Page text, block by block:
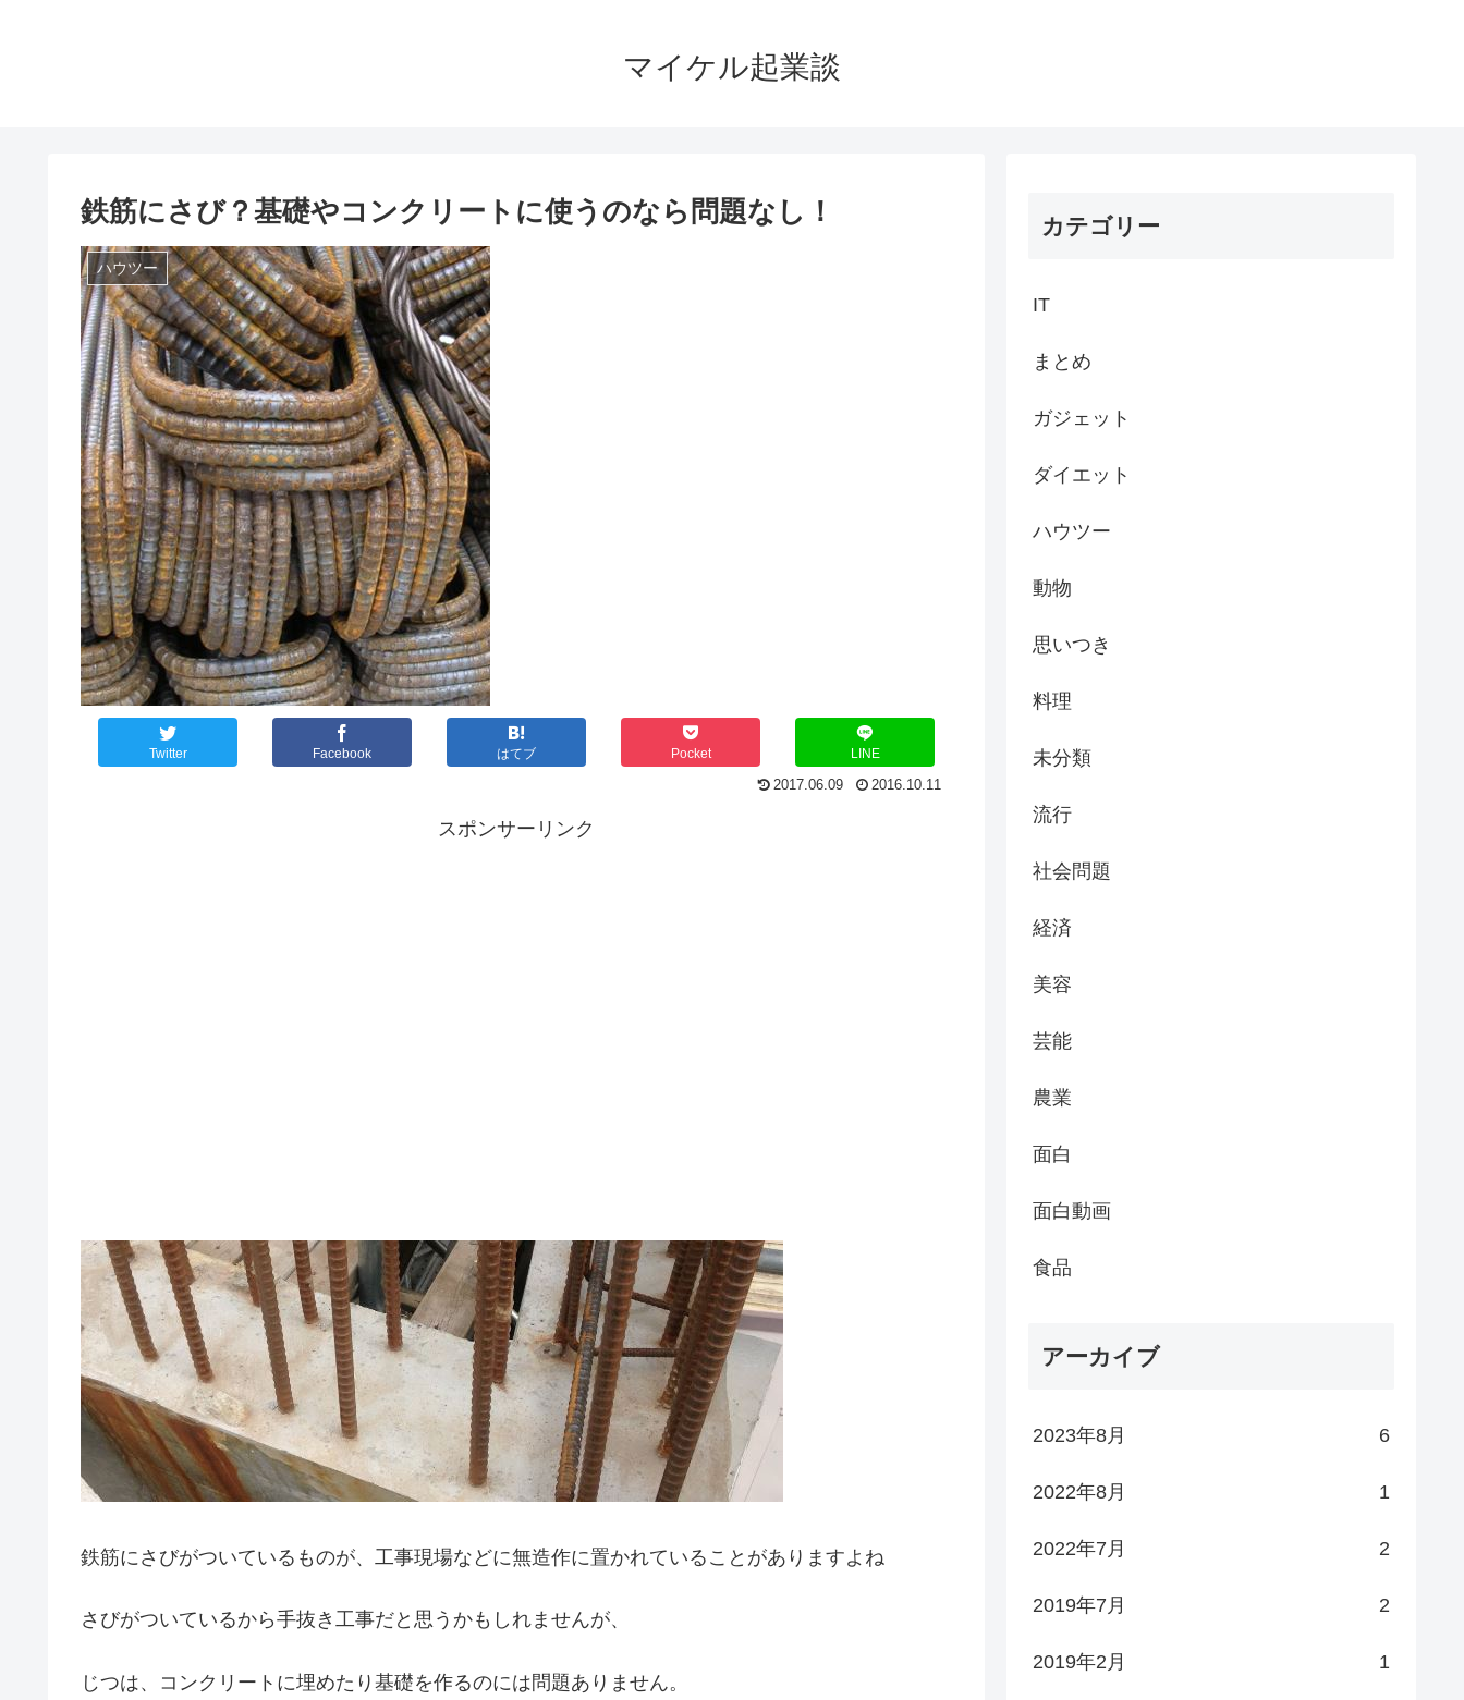
マイケル起業談
鉄筋にさび？基礎やコンクリートに使うのなら問題なし！
ハウツー
Twitter Facebook はてブ Pocket LINE
2017.06.09 2016.10.11
スポンサーリンク
鉄筋にさびがついているものが、工事現場などに無造作に置かれていることがありますよね
さびがついているから手抜き工事だと思うかもしれませんが、
じつは、コンクリートに埋めたり基礎を作るのには問題ありません。
カテゴリー
IT
まとめ
ガジェット
ダイエット
ハウツー
動物
思いつき
料理
未分類
流行
社会問題
経済
美容
芸能
農業
面白
面白動画
食品
アーカイブ
2023年8月 6
2022年8月 1
2022年7月 2
2019年7月 2
2019年2月 1